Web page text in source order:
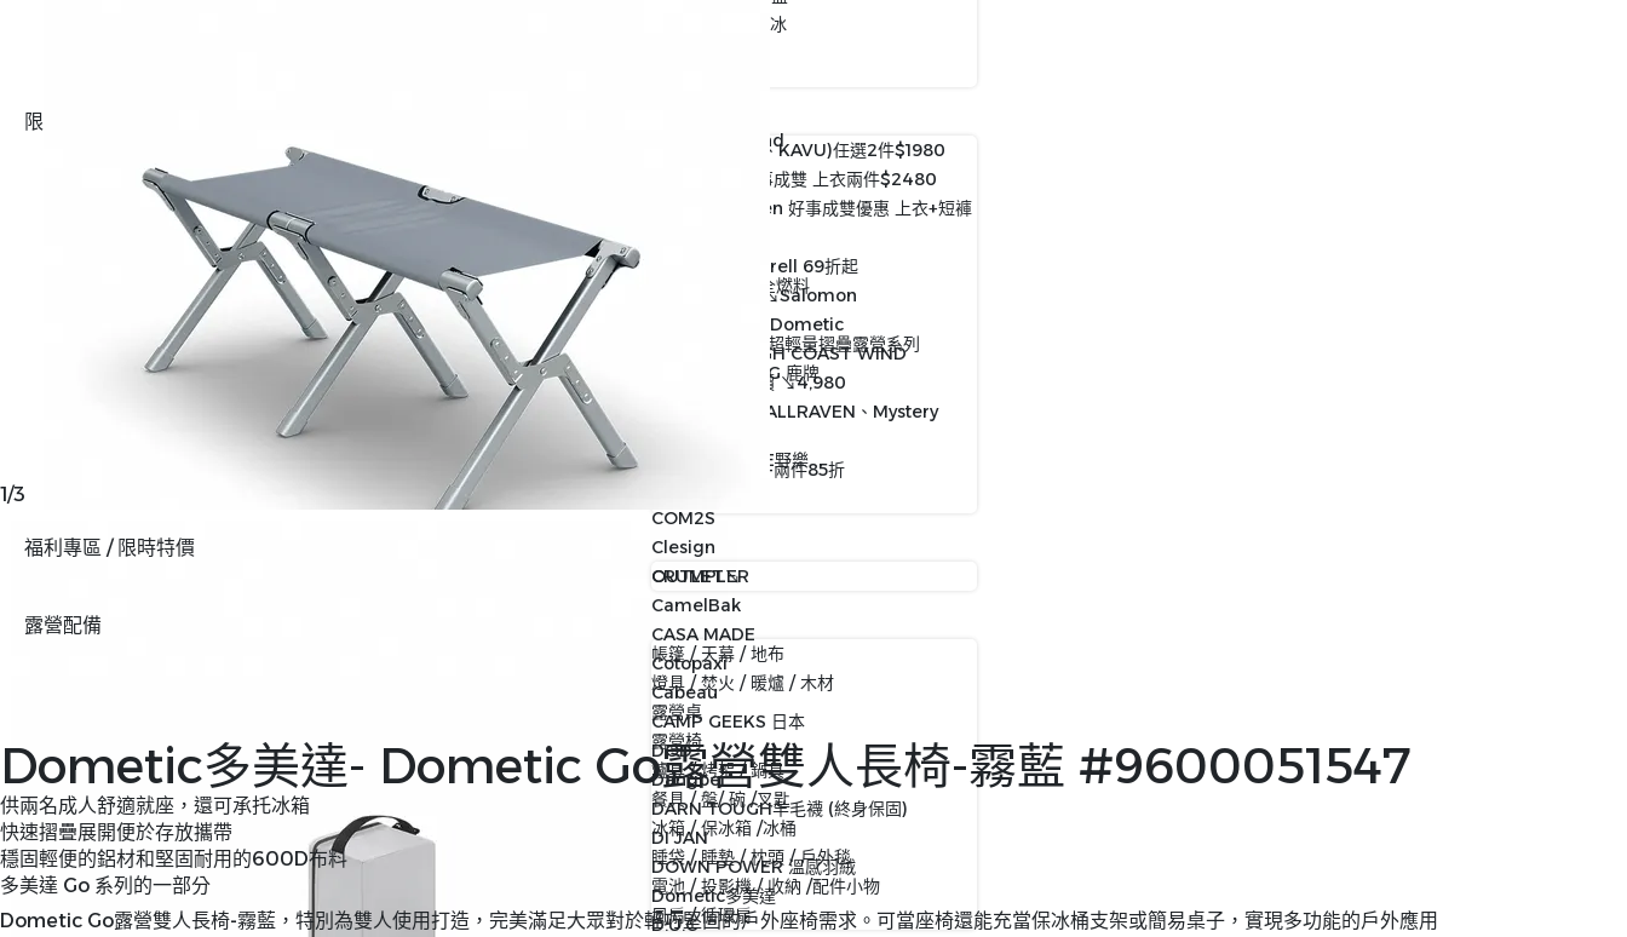
Arctic Ice 北極冰
Black Diamond
Biounifuel 安全燃料
BOBVILLAGE 超輕量摺疊露營系列
CAPTAIN STAG 鹿牌
CAMPING ACE野樂
COM2S
Clesign
CRUMPLER
CamelBak
CASA MADE
Cotopaxi
Cabeau
CAMP GEEKS 日本
DOD
Dangbei
DARN TOUGH羊毛襪 (終身保固)
DI JAN
DOWN POWER 溫感羽絨
Dometic多美達
D.U.C
限時優惠活動
聯合品牌(RAB、KAVU)任選2件$1980
Fjallraven 好事成雙 上衣兩件$2480
26SS Fjällräven 好事成雙優惠 上衣+短褲
限時優惠↘Merrell 69折起
換季優惠5折起↘Salomon
限時優惠活動↘Dometic
Fjallraven-HIGH COAST WIND
JACKET 優惠價 ↘︎4,980
出清絕版品 (FJALLRAVEN、Mystery
DARNTOUGH-兩件85折
福利專區 / 限時特價
OUTLET↘
露營配備
帳篷 / 天幕 / 地布
燈具 / 焚火 / 暖爐 / 木材
露營桌
露營椅
爐具 / 烤架 / 鍋具
餐具 / 盤/ 碗 /叉匙
冰箱 / 保冰箱 /冰桶
睡袋 / 睡墊 / 枕頭 / 戶外毯
電池 / 投影機 / 收納 /配件小物
風扇 / 循環扇
1/3
Dometic多美達- Dometic Go露營雙人長椅-霧藍 #9600051547
供兩名成人舒適就座，還可承托冰箱
快速摺疊展開便於存放攜帶
穩固輕便的鋁材和堅固耐用的600D布料
多美達 Go 系列的一部分
Dometic Go露營雙人長椅-霧藍，特別為雙人使用打造，完美滿足大眾對於輕巧堅固的戶外座椅需求。可當座椅還能充當保冰桶支架或簡易桌子，實現多功能的戶外應用